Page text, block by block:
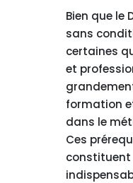
Bien que le
sans
certaines
et
formation
dans le
Ces
constituent